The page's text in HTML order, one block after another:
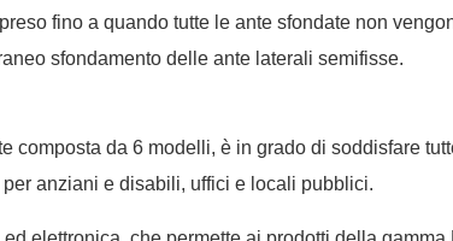
fino a quando tutte le ante sfondate non
sfondamento delle ante laterali semifisse.
composta da 6 modelli, è in grado di soddisfare
anziani e disabili, uffici e locali pubblici.